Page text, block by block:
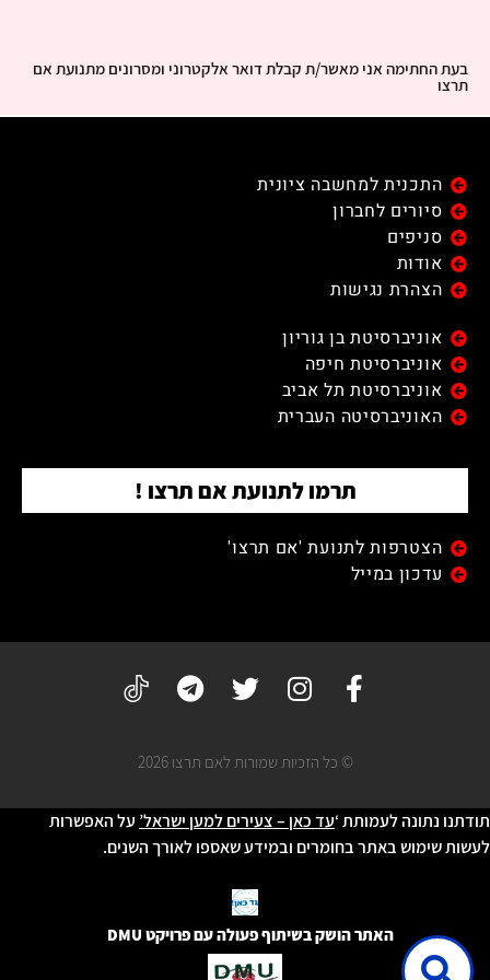
בעת החתימה אני מאשר/ת קבלת דואר אלקטרוני ומסרונים מתנועת אם
תרצו
התכנית למחשבה ציונית
סיורים לחברון
סניפים
אודות
הצהרת נגישות
אוניברסיטת בן גוריון
אוניברסיטת חיפה
אוניברסיטת תל אביב
האוניברסיטה העברית
תרמו לתנועת אם תרצו !
הצטרפות לתנועת 'אם תרצו'
עדכון במייל
© כל הזכיות שמורות לאם תרצו 2026
תודתנו נתונה לעמותת ‘עד כאן – צעירים למען ישראל’ על האפשרות
לעשות שימוש באתר בחומרים ובמידע שאספו לאורך השנים.
האתר הושק בשיתוף פעולה עם פרויקט DMU